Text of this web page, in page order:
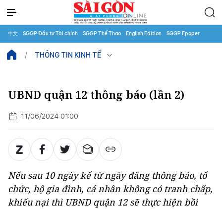
中文 SGGP Đầu tư Tài chính SGGP Thể Thao English Edition SGGP Epaper
THÔNG TIN KINH TẾ
UBND quận 12 thông báo (lần 2)
11/06/2024 01:00
Nếu sau 10 ngày kể từ ngày đăng thông báo, tổ
chức, hộ gia đình, cá nhân không có tranh chấp,
khiếu nại thì UBND quận 12 sẽ thực hiện bồi